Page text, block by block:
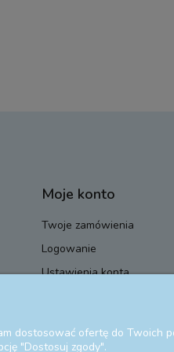
Moje konto
Twoje zamówienia
Logowanie
Ustawienia konta
dostosować ofertę do Twoich
"Dostosuj zgody".